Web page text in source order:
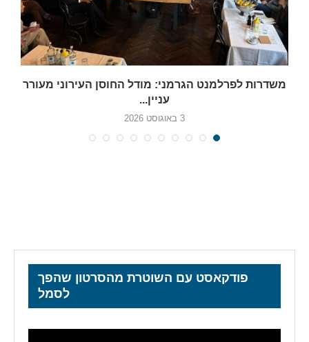
משדרות לפרלמנט הגרמני: מודל החוסן העירוני מעורר
עניין...
3 באוגוסט 2026
פודקאסט עם השוטרת מהסרטון שהפך
לסמל